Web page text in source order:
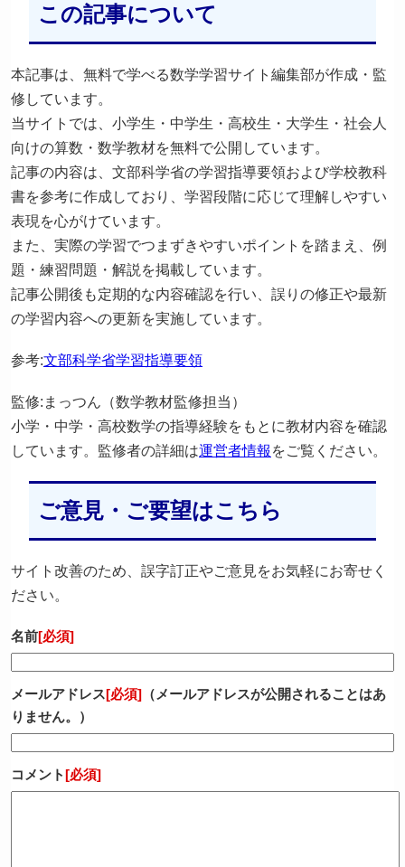
この記事について
本記事は、無料で学べる数学学習サイト編集部が作成・監
修しています。
当サイトでは、小学生・中学生・高校生・大学生・社会人
向けの算数・数学教材を無料で公開しています。
記事の内容は、文部科学省の学習指導要領および学校教科
書を参考に作成しており、学習段階に応じて理解しやすい
表現を心がけています。
また、実際の学習でつまずきやすいポイントを踏まえ、例
題・練習問題・解説を掲載しています。
記事公開後も定期的な内容確認を行い、誤りの修正や最新
の学習内容への更新を実施しています。
参考:文部科学省学習指導要領
監修:まっつん（数学教材監修担当）
小学・中学・高校数学の指導経験をもとに教材内容を確認
しています。監修者の詳細は運営者情報 をご覧ください。
ご意見・ご要望はこちら
サイト改善のため、誤字訂正やご意見をお気軽にお寄せく
ださい。
名前[必須]
メールアドレス[必須] （メールアドレスが公開されることはあ
りません。）
コメント[必須]